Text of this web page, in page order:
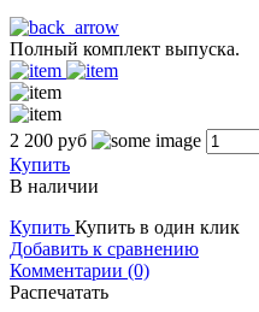
Полный комплект выпуска.
2 200 руб
Купить
В наличии
Купить Купить в один клик
Добавить к сравнению
Комментарии (0)
Распечатать